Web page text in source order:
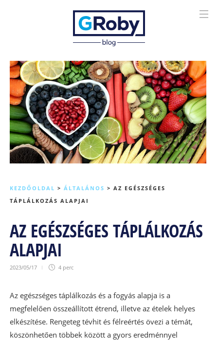
KEZDŐOLDAL > ÁLTALÁNOS > AZ EGÉSZSÉGES
TÁPLÁLKOZÁS ALAPJAI
AZ EGÉSZSÉGES TÁPLÁLKOZÁS
ALAPJAI
2023/05/17 4 perc
Az egészséges táplálkozás és a fogyás alapja is a
megfelelően összeállított étrend, illetve az ételek helyes
elkészítése. Rengeteg tévhit és félreértés övezi a témát,
köszönhetően többek között a gyors eredménnyel